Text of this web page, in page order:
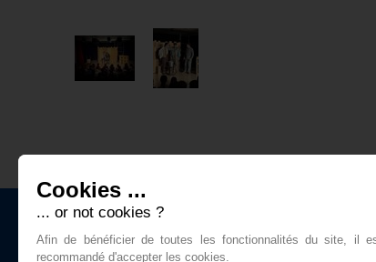
Cookies ...
... or not cookies ?
Afin de bénéficier de toutes les fonctionnalités du site, il
recommandé d'accepter les cookies.